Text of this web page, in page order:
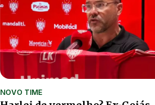
NOVO TIME